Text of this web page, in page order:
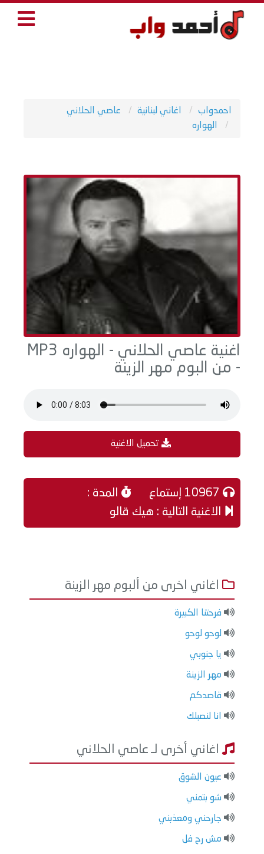
احمدواب اغاني لبنانية
عاصي الحلاني
الهواره
اغنية عاصي الحلاني - الهواره MP3
- من البوم مهر الزينة
تحميل الاغنية
المدة :
الاغنية التالية : هيك قالو
اغاني اخرى من ألبوم مهر الزينة
فرحتنا الكبيرة
لوحو لوحو
يا جنوبي
مهر الزينة
قاصدكم
انا لنصبلك
اغاني أخرى لـ عاصي الحلاني
عيون الشوق
شو بتمني
جارحني ومعذبني
مش رح فل